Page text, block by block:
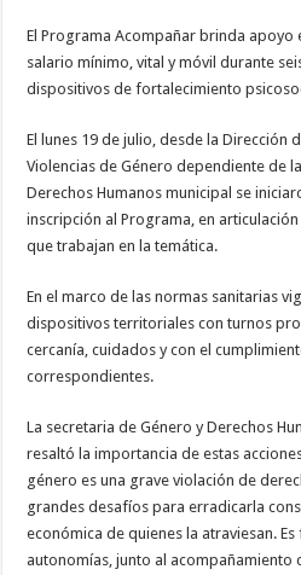
El Programa Acompañar brinda apoyo
salario mínimo, vital y móvil durante
dispositivos de fortalecimiento
El lunes 19 de julio, desde la Dirección
Violencias de Género dependiente de
Derechos Humanos municipal se
inscripción al Programa, en
que trabajan en la temática.
En el marco de las normas sanitarias
dispositivos territoriales con turnos
cercanía, cuidados y con el
correspondientes.
La secretaria de Género y Derechos
resaltó la importancia de estas
género es una grave violación de
grandes desafíos para erradicarla
económica de quienes la atraviesan.
autonomías, junto al acompañamiento